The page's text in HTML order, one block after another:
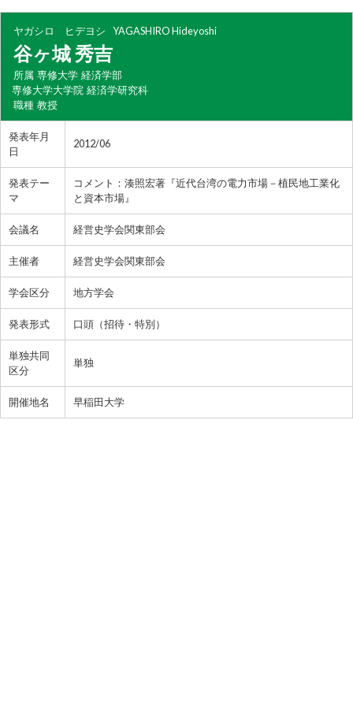
ヤガシロ ヒデヨシ YAGASHIRO Hideyoshi
谷ヶ城 秀吉
所属 専修大学 経済学部
専修大学大学院 経済学研究科
職種 教授
発表年月
日
2012/06
発表テー
マ
コメント：湊照宏著『近代台湾の電力市場－植民地工業化
と資本市場』
会議名 経営史学会関東部会
主催者 経営史学会関東部会
学会区分 地方学会
発表形式 口頭（招待・特別）
単独共同
区分
単独
開催地名 早稲田大学